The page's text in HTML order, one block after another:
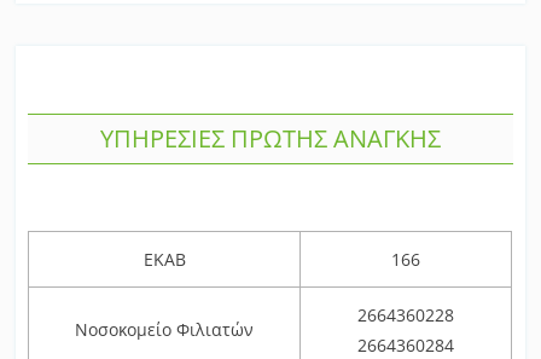
ΥΠΗΡΕΣΙΕΣ ΠΡΩΤΗΣ ΑΝΑΓΚΗΣ
ΕΚΑΒ 166
Νοσοκομείο Φιλιατών
2664360228
2664360284